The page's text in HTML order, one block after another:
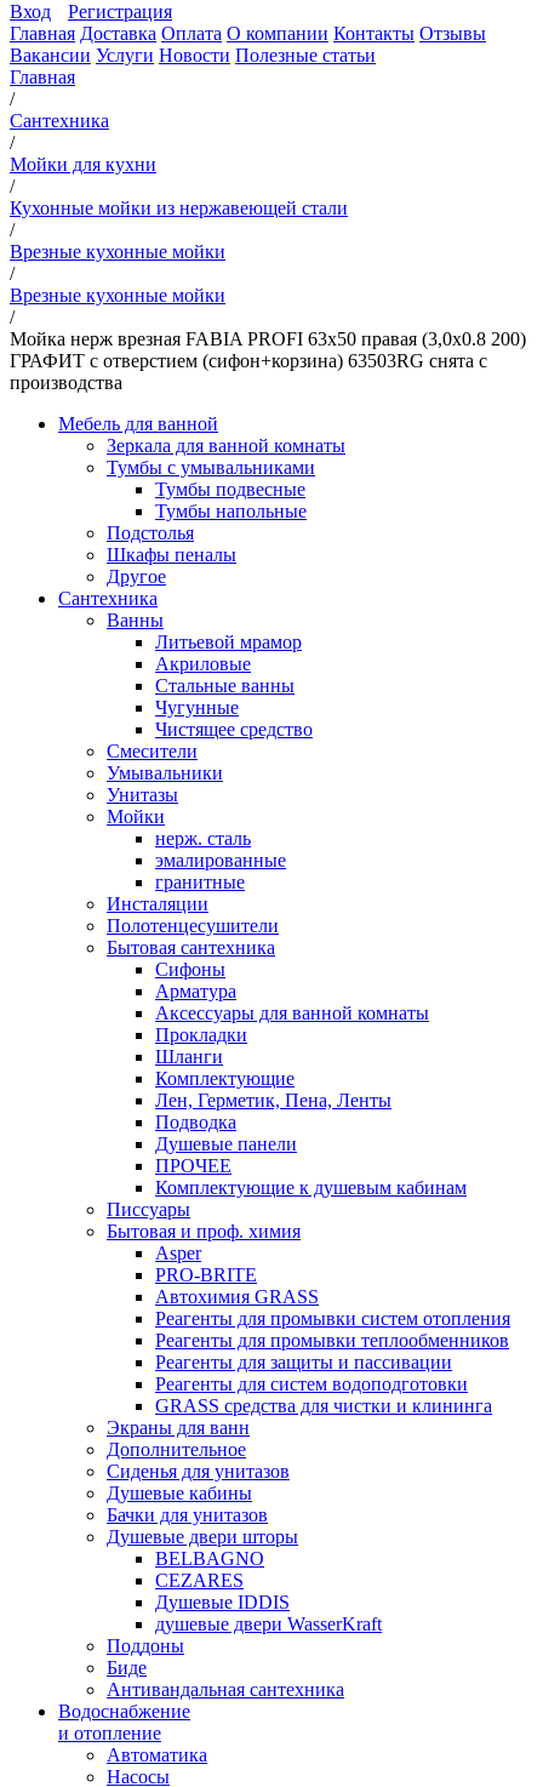
Вход
Регистрация
Главная Доставка Оплата О компании Контакты Отзывы
Вакансии Услуги Новости Полезные статьи
Главная
/
Сантехника
/
Мойки для кухни
/
Кухонные мойки из нержавеющей стали
/
Врезные кухонные мойки
/
Врезные кухонные мойки
/
Мойка нерж врезная FABIA PROFI 63х50 правая (3,0х0.8 200)
ГРАФИТ с отверстием (сифон+корзина) 63503RG снята с
производства
Мебель для ванной
Зеркала для ванной комнаты
Тумбы с умывальниками
Тумбы подвесные
Тумбы напольные
Подстолья
Шкафы пеналы
Другое
Сантехника
Ванны
Литьевой мрамор
Акриловые
Стальные ванны
Чугунные
Чистящее средство
Смесители
Умывальники
Унитазы
Мойки
нерж. сталь
эмалированные
гранитные
Инсталяции
Полотенцесушители
Бытовая сантехника
Сифоны
Арматура
Аксессуары для ванной комнаты
Прокладки
Шланги
Комплектующие
Лен, Герметик, Пена, Ленты
Подводка
Душевые панели
ПРОЧЕЕ
Комплектующие к душевым кабинам
Писсуары
Бытовая и проф. химия
Asper
PRO-BRITE
Автохимия GRASS
Реагенты для промывки систем отопления
Реагенты для промывки теплообменников
Реагенты для защиты и пассивации
Реагенты для систем водоподготовки
GRASS средства для чистки и клининга
Экраны для ванн
Дополнительное
Сиденья для унитазов
Душевые кабины
Бачки для унитазов
Душевые двери шторы
BELBAGNO
CEZARES
Душевые IDDIS
душевые двери WasserKraft
Поддоны
Биде
Антивандальная сантехника
Водоснабжение
и отопление
Автоматика
Насосы